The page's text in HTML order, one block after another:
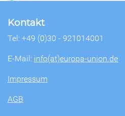
Kontakt
Tel: +49 (0)30 - 921014001
E-Mail: info(at)europa-union.de
Impressum
AGB